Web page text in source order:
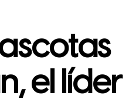
el líder